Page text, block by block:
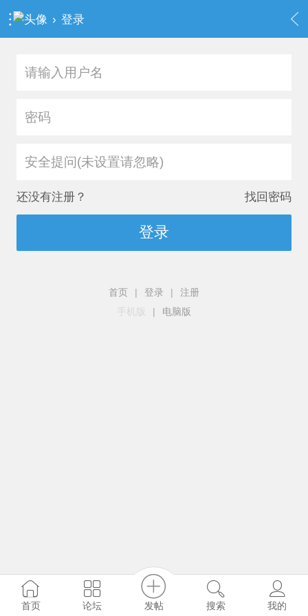
› 登录
安全提问(未设置请忽略)
还没有注册？ 找回密码
登录
首页 | 登录 |
注册
手机版
| 电脑版
首页 论坛 发帖 搜索 我的